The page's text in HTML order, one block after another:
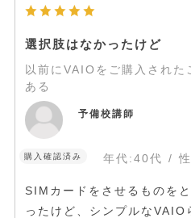
選択肢はなかったけど
以前にVAIOをご購入された
ある
予備校講師
購入確認済み 年代:40代
SIMカードをさせるものを
ったけど、シンプルなVAIO